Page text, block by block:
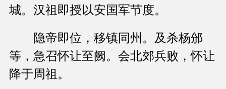
城。汉祖即授以安国军节度。
隐帝即位，移镇同州。及杀杨邠
等，急召怀让至阙。会北郊兵败，怀让
降于周祖。